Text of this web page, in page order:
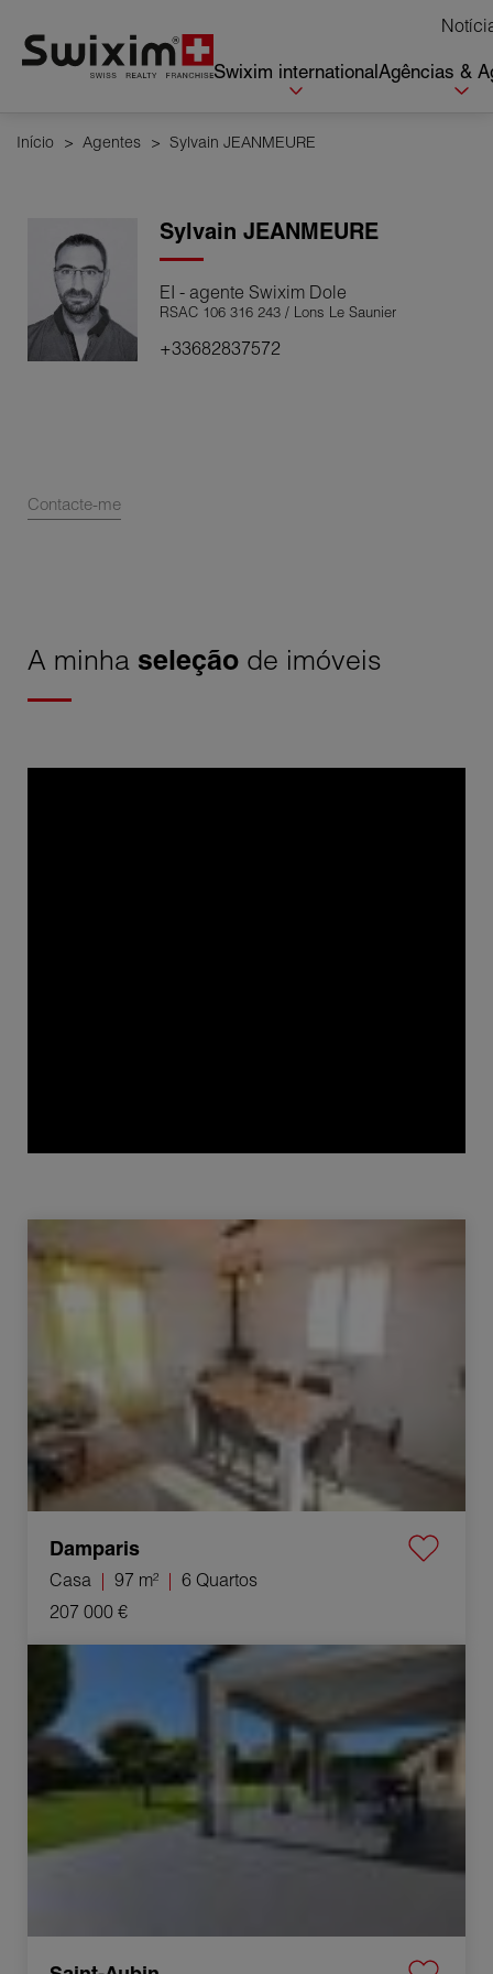
Swixim internationalAgências &
Início > Agentes > Sylvain JEANMEURE
Sylvain JEANMEURE
EI - agente Swixim Dole
RSAC 106 316 243 / Lons Le Saunier
+33682837572
Contacte-me
A minha seleção de imóveis
Venda Casa Damparis 6 Quartos 97 m²
Damparis
Casa 97 m²
6 Quartos
207 000 €
Venda Casa Saint-Aubin 12 Quartos 145 m²